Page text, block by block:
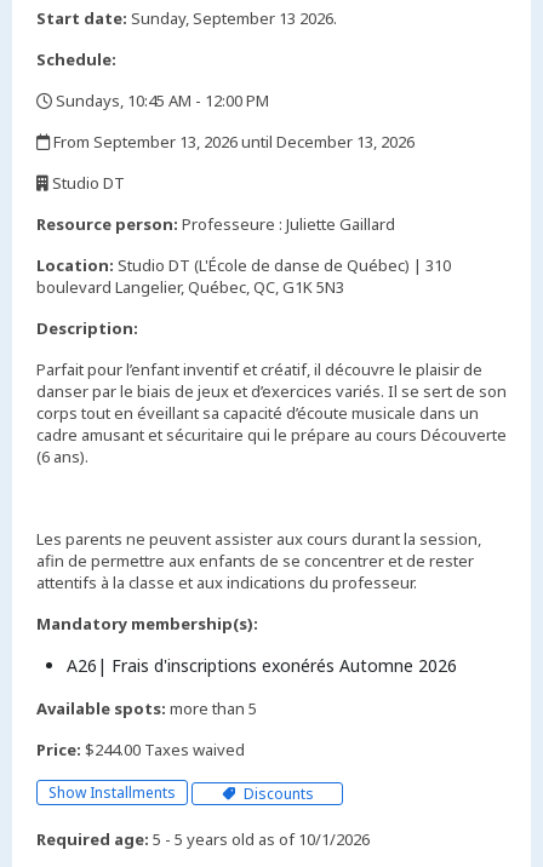
Start date: Sunday, September 13 2026.
Schedule:
Sundays, 10:45 AM - 12:00 PM
From September 13, 2026 until December 13, 2026
Studio DT
Resource person: Professeure : Juliette Gaillard
Location: Studio DT (L'École de danse de Québec) | 310
boulevard Langelier, Québec, QC, G1K 5N3
Description:
Parfait pour l’enfant inventif et créatif, il découvre le plaisir de
danser par le biais de jeux et d’exercices variés. Il se sert de son
corps tout en éveillant sa capacité d’écoute musicale dans un
cadre amusant et sécuritaire qui le prépare au cours Découverte
(6 ans).
Les parents ne peuvent assister aux cours durant la session,
afin de permettre aux enfants de se concentrer et de rester
attentifs à la classe et aux indications du professeur.
Mandatory membership(s):
A26| Frais d'inscriptions exonérés Automne 2026
Available spots: more than 5
Price: $244.00 Taxes waived
Show Installments Discounts
Required age: 5 - 5 years old as of 10/1/2026